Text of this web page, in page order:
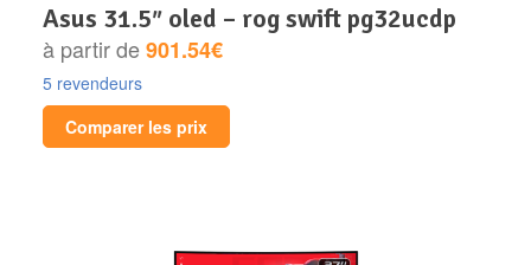
asus 31.5″ oled – rog swift pg32ucdp
à partir de901.54€
5 revendeurs
Comparer les prix